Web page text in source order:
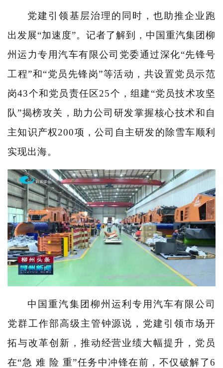
党建引领基层治理的同时，也助推企业跑
出发展“加速度”。记者了解到，中国重汽集团柳
州运力专用汽车有限公司党委通过深化“先锋号
工程”和“党员先锋岗”等活动，共设置党员示范
岗43个和党员责任区25个，组建“党员技术攻坚
队”揭榜攻关，助力公司研发掌握核心技术和自
主知识产权200项，公司自主研发的除雪车顺利
实现出海。
中国重汽集团柳州运利专用汽车有限公司
党群工作部高级主管钟源说，党建引领市场开
拓与改革创新，推动经营业绩大幅提升，党员
在“急 难 险 重”任务中冲锋在前，不仅破解了6